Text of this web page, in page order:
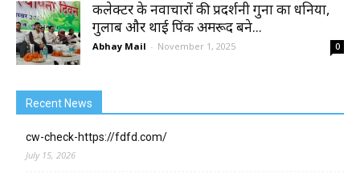
कलेक्टर के नवाचारों की प्रदर्शनी गुना का धनिया,
गुलाब और थाई पिंक अमरूद बने...
Abhay Mail - November 1, 2025 0
Recent News
cw-check-https://fdfd.com/
July 15, 2026